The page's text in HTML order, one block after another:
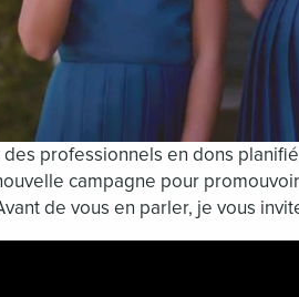
des professionnels en dons
campagne pour
de vous en parler, je vous